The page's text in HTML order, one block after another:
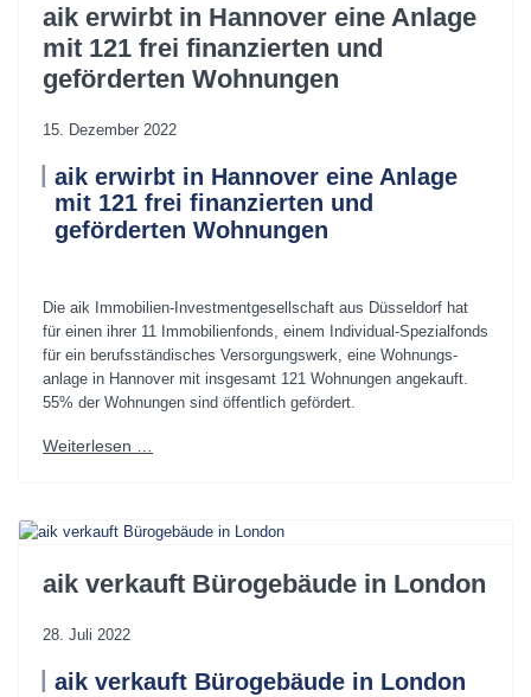
aik erwirbt in Hannover eine Anlage
mit 121 frei finanzierten und
geförderten Wohnungen
15. Dezember 2022
aik erwirbt in Hannover eine Anlage
mit 121 frei finanzierten und
geförderten Wohnungen
Die aik Immobilien-Investmentgesellschaft aus Düsseldorf hat
für einen ihrer 11 Immobilienfonds, einem Individual-Spezialfonds
für ein berufsständisches Versorgungswerk, eine Wohnungs-
anlage in Hannover mit insgesamt 121 Wohnungen angekauft.
55% der Wohnungen sind öffentlich gefördert.
Weiterlesen …
aik verkauft Bürogebäude in London
28. Juli 2022
aik verkauft Bürogebäude in London